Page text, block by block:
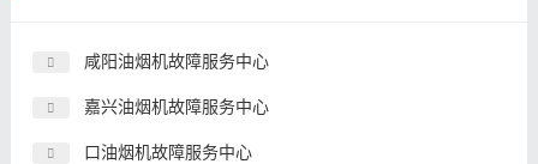
咸阳油烟机故障服务中心
嘉兴油烟机故障服务中心
口油烟机故障服务中心